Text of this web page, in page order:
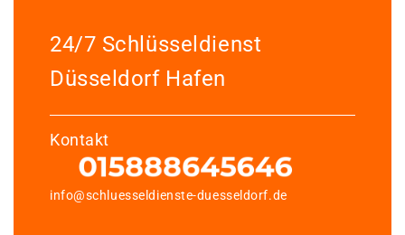
24/7 Schlüsseldienst
Düsseldorf Hafen
Kontakt
info@schluesseldienste-duesseldorf.de